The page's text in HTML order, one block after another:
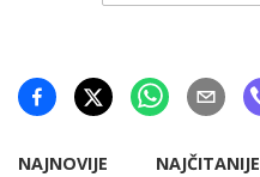
NAJNOVIJE NAJČITANIJE